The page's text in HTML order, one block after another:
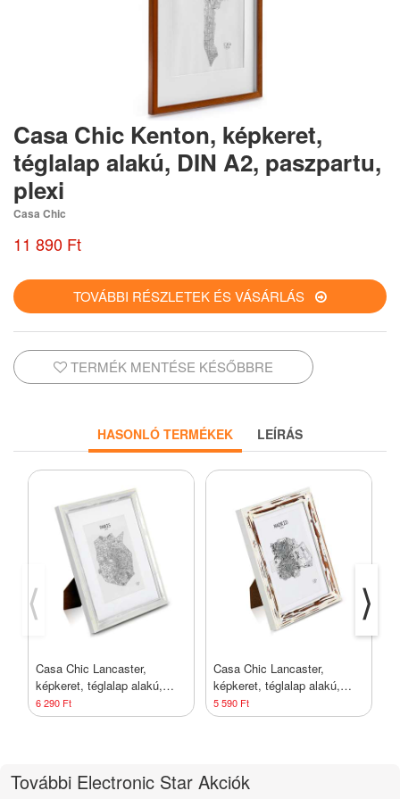
Casa Chic Kenton, képkeret,
téglalap alakú, DIN A2, paszpartu,
plexi
Casa Chic
11 890 Ft
TOVÁBBI RÉSZLETEK ÉS VÁSÁRLÁS
TERMÉK MENTÉSE KÉSŐBBRE
HASONLÓ TERMÉKEK LEÍRÁS
⟨
Casa Chic Lancaster,
képkeret, téglalap alakú,
fényképek 24,8 x 19,3 cm,
paszpartu, fa
6 290 Ft
Casa Chic Lancaster,
képkeret, téglalap alakú,
fényképek 17 x 12 cm,
paszpartu, fa
5 590 Ft
⟩
További Electronic Star Akciók